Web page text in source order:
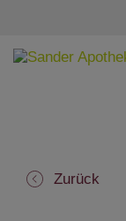
Zurück